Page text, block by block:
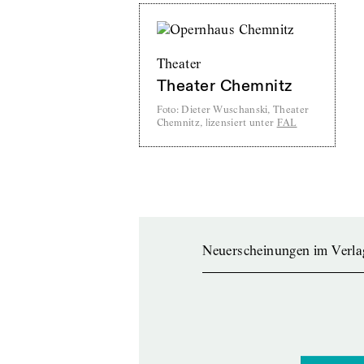
Theater
Theater Chemnitz
Foto: Dieter Wuschanski, Theater
Chemnitz, lizensiert unter FAL
Neuerscheinungen im